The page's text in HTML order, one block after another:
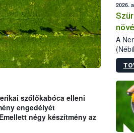
szőlőkabóca elleni
engedélyét
négy készítmény az
2026.
A
Az